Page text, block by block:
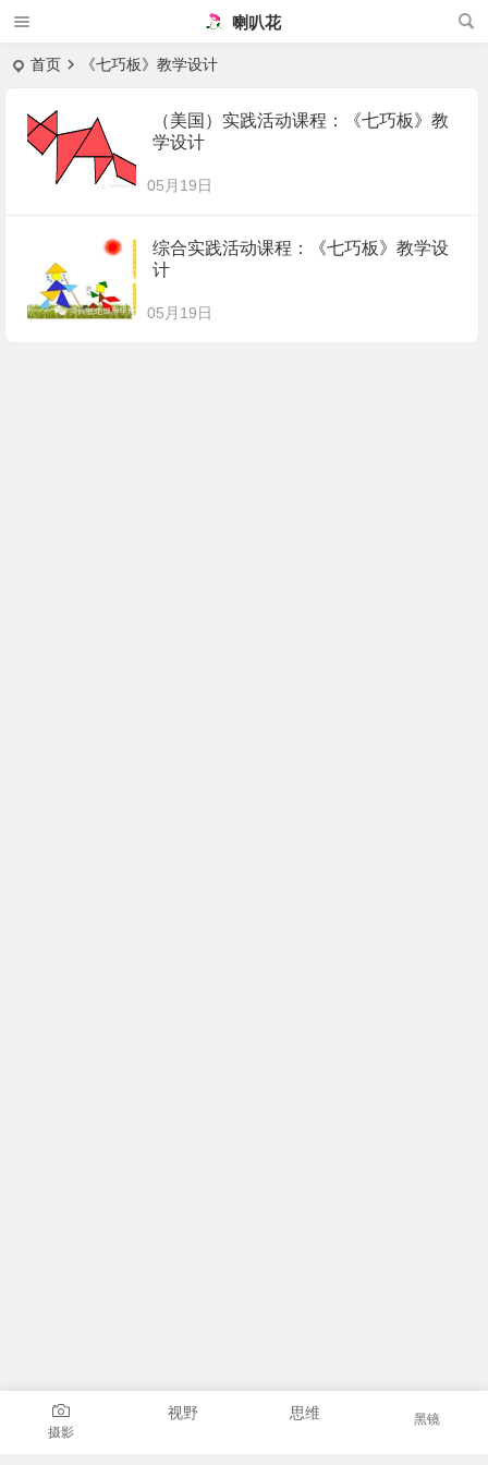
喇叭花
首页 《七巧板》教学设计
（美国）实践活动课程：《七巧板》教
学设计
05月19日
综合实践活动课程：《七巧板》教学设
计
05月19日
摄影
视野 思维 黑镜